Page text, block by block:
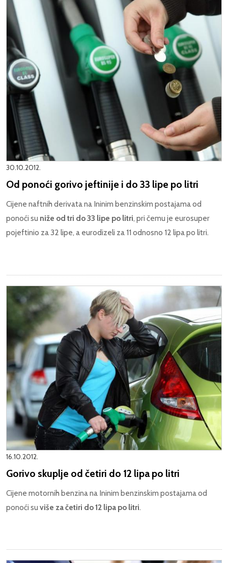
30.10.2012.
Od ponoći gorivo jeftinije i do 33 lipe po litri
Cijene naftnih derivatana Ininim benzinskim postajamaod
ponoći su niže od tri do 33 lipe po litri, pri čemu je eurosuper
pojeftinio za 32 lipe, a eurodizeli za 11 odnosno 12 lipa po litri.
16.10.2012.
Gorivo skuplje od četiri do 12 lipa po litri
Cijene motornih benzina na Ininim benzinskim postajama od
ponoći su više za četiri do 12 lipa po litri.